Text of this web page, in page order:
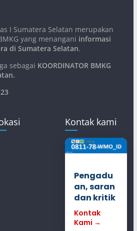
I Sumatera Selatan merupakan
yang menangani informasi
di Sumatera Selatan.
sebagai KOORDINATOR BMKG
.
Kontak kami
Pengadu
an, saran
dan kritik
Kontak
Kami →